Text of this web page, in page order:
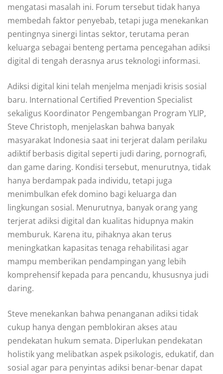
mengatasi masalah ini. Forum tersebut tidak hanya
membedah faktor penyebab, tetapi juga menekankan
pentingnya sinergi lintas sektor, terutama peran
keluarga sebagai benteng pertama pencegahan adiksi
digital di tengah derasnya arus teknologi informasi.
Adiksi digital kini telah menjelma menjadi krisis sosial
baru. International Certified Prevention Specialist
sekaligus Koordinator Pengembangan Program YLIP,
Steve Christoph, menjelaskan bahwa banyak
masyarakat Indonesia saat ini terjerat dalam perilaku
adiktif berbasis digital seperti judi daring, pornografi,
dan game daring. Kondisi tersebut, menurutnya, tidak
hanya berdampak pada individu, tetapi juga
menimbulkan efek domino bagi keluarga dan
lingkungan sosial. Menurutnya, banyak orang yang
terjerat adiksi digital dan kualitas hidupnya makin
memburuk. Karena itu, pihaknya akan terus
meningkatkan kapasitas tenaga rehabilitasi agar
mampu memberikan pendampingan yang lebih
komprehensif kepada para pencandu, khususnya judi
daring.
Steve menekankan bahwa penanganan adiksi tidak
cukup hanya dengan pemblokiran akses atau
pendekatan hukum semata. Diperlukan pendekatan
holistik yang melibatkan aspek psikologis, edukatif, dan
sosial agar para penyintas adiksi benar-benar dapat